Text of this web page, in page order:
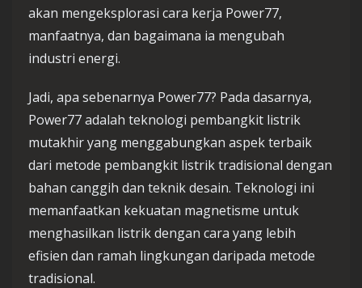
akan mengeksplorasi cara kerja Power77,
manfaatnya, dan bagaimana ia mengubah
industri energi.
Jadi, apa sebenarnya Power77? Pada dasarnya,
Power77 adalah teknologi pembangkit listrik
mutakhir yang menggabungkan aspek terbaik
dari metode pembangkit listrik tradisional dengan
bahan canggih dan teknik desain. Teknologi ini
memanfaatkan kekuatan magnetisme untuk
menghasilkan listrik dengan cara yang lebih
efisien dan ramah lingkungan daripada metode
tradisional.